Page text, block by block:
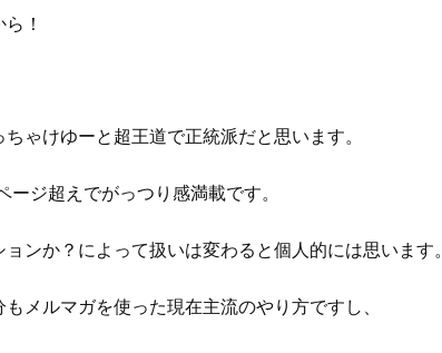
！
ゃけゆーと超王道で正統派だと思います。
ージ超えでがっつり感満載です。
ンか？によって扱いは変わると個人的には思います。
メルマガを使った現在主流のやり方ですし、